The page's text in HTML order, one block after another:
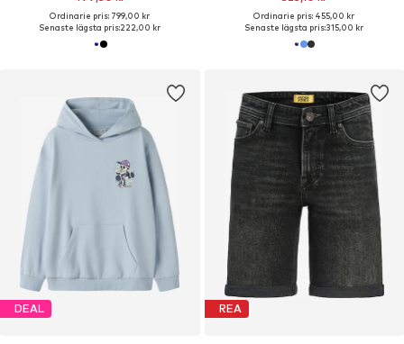
Ordinarie pris: 799,00 kr
Senaste lägsta pris:222,00 kr
Ordinarie pris: 455,00 kr
Senaste lägsta pris:315,00 kr
DEAL REA